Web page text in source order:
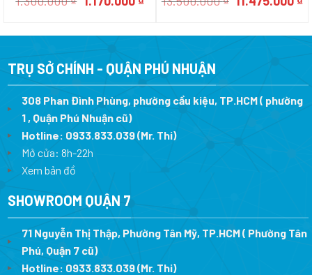
1.300.000 ₫.là:
13.500.000 ₫.
TRỤ SỞ CHÍNH - QUẬN PHÚ NHUẬN
308 Phan Đình Phùng, phường cầu kiệu, TP.HCM ( phường
1 , Quận Phú Nhuận cũ)
Hotline: 0933.833.039(Mr. Thi)
Mở cửa: 8h-22h
Xem bản đồ
SHOWROOM QUẬN 7
71 Nguyễn Thị Thập, Phường Tân Mỹ, TP.HCM ( Phường Tân
Phú, Quận 7 cũ)
Hotline: 0933.833.039(Mr. Thi)